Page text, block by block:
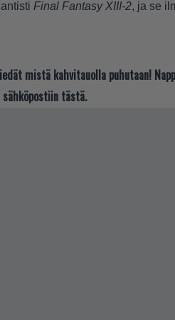
Final Fantasy XIII-2, ja se
mistä kahvitauolla puhutaan!
tästä.